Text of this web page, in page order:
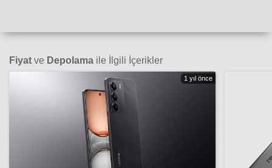
Fiyat ve Depolama ile İlgili İçerikler
1 yıl önce